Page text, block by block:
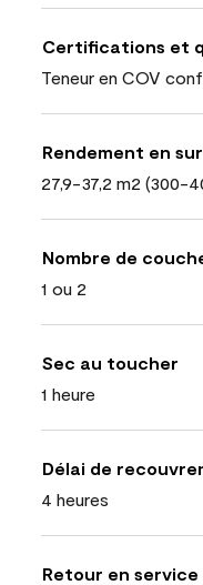
Certifications et
Teneur en COV
Rendement en
27,9-37,2 m2 (300-
Nombre de
1 ou 2
Sec au toucher
1 heure
Délai de
4 heures
Retour en service